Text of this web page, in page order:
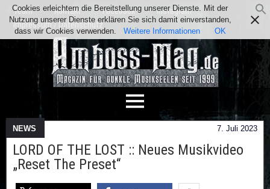
Team Kontakt Facebook
Instagram
Impressum / Datenschutz
NEWS 7. Juli 2023
LORD OF THE LOST :: Neues Musikvideo
„Reset The Preset“
Cookies erleichtern die Bereitstellung unserer Dienste. Mit der
Nutzung unserer Dienste erklären Sie sich damit einverstanden,
dass wir Cookies verwenden.
Weitere Informationen OK